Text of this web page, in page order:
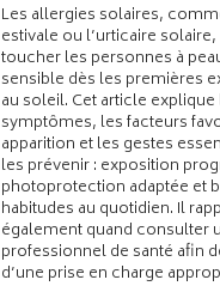
Les allergies solaires,
estivale ou l’urticaire
toucher les personnes à
sensible dès les premières
au soleil. Cet article
symptômes, les facteurs
apparition et les gestes
les prévenir : exposition
photoprotection adaptée et
habitudes au quotidien. Il
également quand consulter
professionnel de santé afin
d’une prise en charge